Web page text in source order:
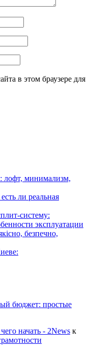
в этом браузере для
лофт, минимализм,
ли реальная
систему:
эксплуатации
безпечно,
бюджет: простые
начать - 2News к